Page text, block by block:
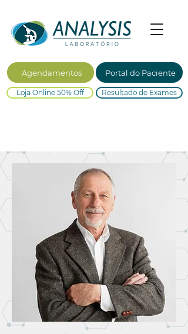
Agendamentos Portal do Paciente
Loja Online 50% Off Resultado de Exames